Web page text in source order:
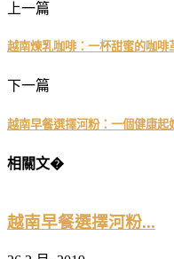
上一篇
越南煉乳咖啡：一杯甜蜜的咖啡
下一篇
越南早餐選擇河粉：一個健康起
相關文�
越南早餐選擇河粉...